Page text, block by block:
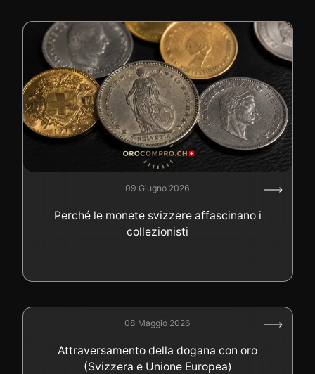
09 Giugno 2026
Perché le monete svizzere affascinano i
collezionisti
08 Maggio 2026
Attraversamento della dogana con oro
(Svizzera e Unione Europea)